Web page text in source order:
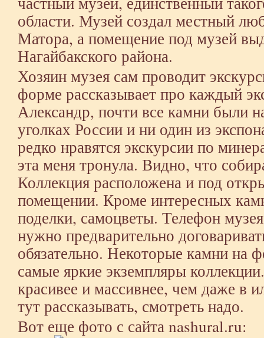
области. Музей создал местный
Матора, а помещение под музей
Нагайбакского района.
Хозяин музея сам проводит
форме рассказывает про каждый
Александр, почти все камни были
уголках России и ни один из
редко нравятся экскурсии по
эта меня тронула. Видно, что
Коллекция расположена и под
помещении. Кроме интересных
поделки, самоцветы. Телефон
нужно предварительно
обязательно. Некоторые камни на
самые яркие экземпляры
красивее и массивнее, чем даже в
тут рассказывать, смотреть надо.
Вот еще фото с сайтаnashural.ru: